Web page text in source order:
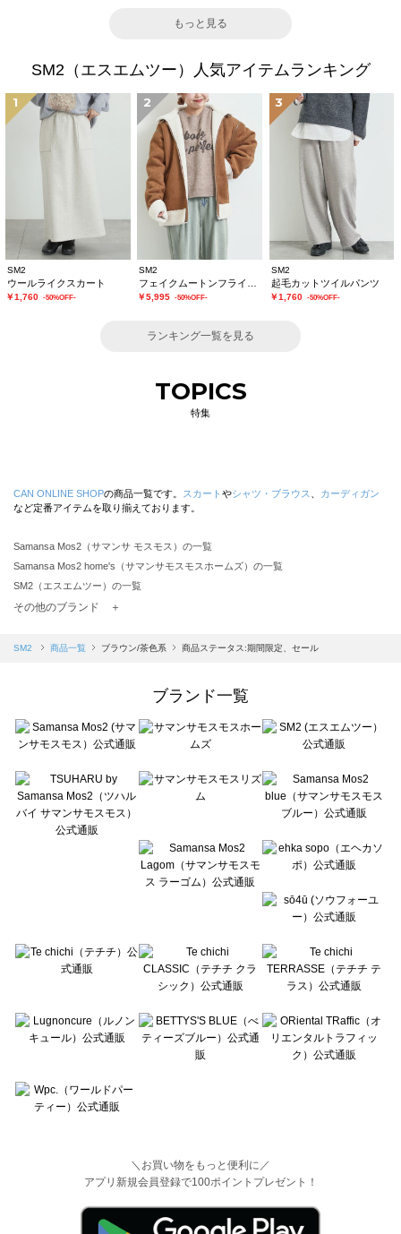
もっと見る
SM2（エスエムツー）人気アイテムランキング
1
SM2
ウールライクスカート
￥1,760 -50%OFF-
2
SM2
￥5,995 -50%OFF-
3
SM2
起毛カットツイルパンツ
￥1,760 -50%OFF-
ランキング一覧を見る
TOPICS
特集
CAN ONLINE SHOPの商品一覧です。 スカート やシャツ・ブラウス
カーディガン
など定番アイテムを取り揃えております。
Samansa Mos2（サマンサ モスモス）の一覧
Samansa Mos2 home's（サマンサモスモスホームズ）の一覧
SM2（エスエムツー）の一覧
TSUHARU by Samansa Mos2（ツハルバイサマンサモスモス）の一覧
Samansa Mos2 blue（サマンサモスモス ブルー）の一覧
Te chichi（テチチ）の一覧
Te chichi CLASSIC（テチチ クラシック）の一覧
Lugnoncure（ルノンキュール）の一覧
BETTY'S BLUE（べティーズブルー）の一覧
Wpc.（ワールドパーティー）の一覧
その他のブランド ＋
SM2 商品一覧 ブラウン/茶色系 商品ステータス:期間限定、セール
ブランド一覧
＼お買い物をもっと便利に／
アプリ新規会員登録で100ポイントプレゼント！